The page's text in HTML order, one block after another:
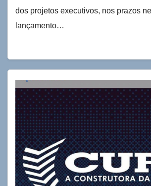
dos projetos executivos, nos prazos
lançamento…